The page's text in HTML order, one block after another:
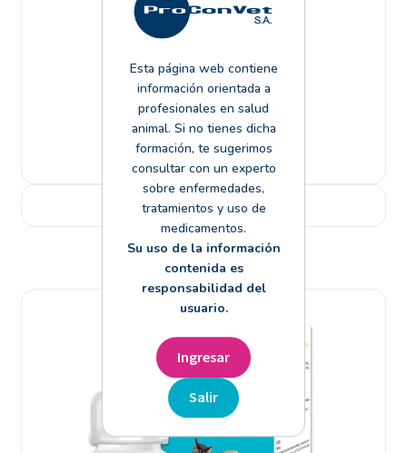
Tritohexidin shampoo
Leer más
Esta página web contiene
información orientada a
profesionales en salud
animal. Si no tienes dicha
formación, te sugerimos
consultar con un experto
sobre enfermedades,
tratamientos y uso de
medicamentos.
Su uso de la información
contenida es
responsabilidad del
usuario.
Ingresar
Salir